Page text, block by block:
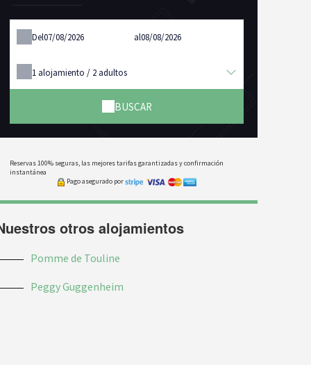
Del al
1 alojamiento / 2 adultos
BUSCAR
Reservas 100% seguras, las mejores tarifas garantizadas y confirmación
instantánea
Pago asegurado por
otros alojamientos
Pomme de Touline
Peggy Guggenheim